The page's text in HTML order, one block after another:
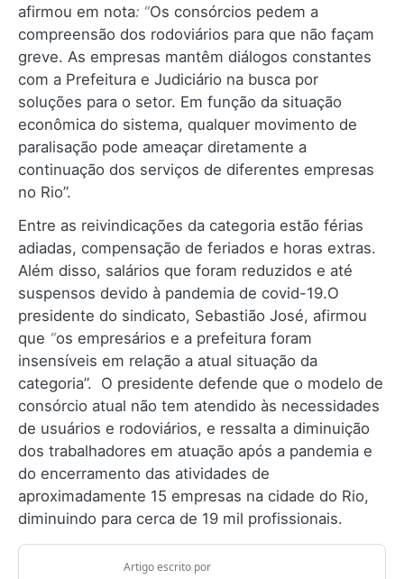
afirmou em nota: “Os consórcios pedem a
compreensão dos rodoviários para que não façam
greve. As empresas mantêm diálogos constantes
com a Prefeitura e Judiciário na busca por
soluções para o setor. Em função da situação
econômica do sistema, qualquer movimento de
paralisação pode ameaçar diretamente a
continuação dos serviços de diferentes empresas
no Rio”.
Entre as reivindicações da categoria estão férias
adiadas, compensação de feriados e horas extras.
Além disso, salários que foram reduzidos e até
suspensos devido à pandemia de covid-19.O
presidente do sindicato, Sebastião José, afirmou
que “os empresários e a prefeitura foram
insensíveis em relação a atual situação da
categoria”. O presidente defende que o modelo de
consórcio atual não tem atendido às necessidades
de usuários e rodoviários, e ressalta a diminuição
dos trabalhadores em atuação após a pandemia e
do encerramento das atividades de
aproximadamente 15 empresas na cidade do Rio,
diminuindo para cerca de 19 mil profissionais.
Artigo escrito por